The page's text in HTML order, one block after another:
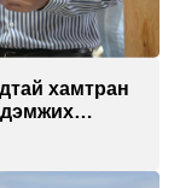
хамтран
дэмжих